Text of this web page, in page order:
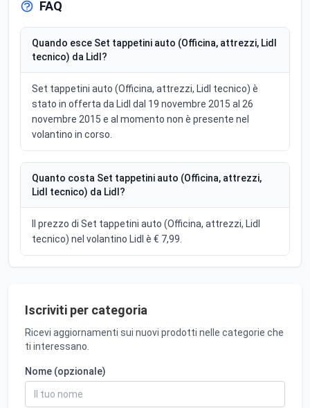
FAQ
Quando esce Set tappetini auto (Officina, attrezzi, Lidl
tecnico) da Lidl?
Set tappetini auto (Officina, attrezzi, Lidl tecnico) è
stato in offerta da Lidl dal 19 novembre 2015 al 26
novembre 2015 e al momento non è presente nel
volantino in corso.
Quanto costa Set tappetini auto (Officina, attrezzi,
Lidl tecnico) da Lidl?
Il prezzo di Set tappetini auto (Officina, attrezzi, Lidl
tecnico) nel volantino Lidl è € 7,99.
Iscriviti per categoria
Ricevi aggiornamenti sui nuovi prodotti nelle categorie che
ti interessano.
Nome (opzionale)